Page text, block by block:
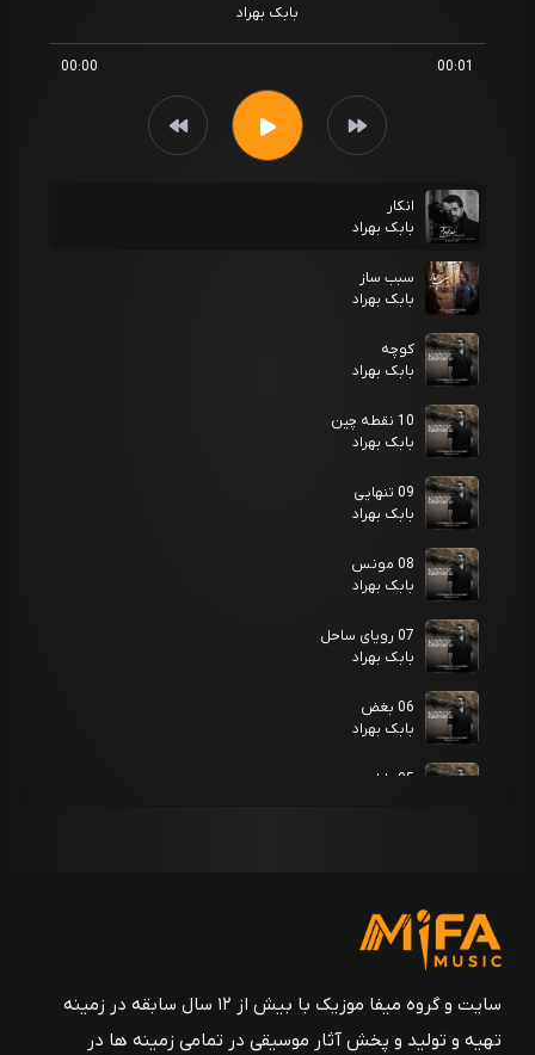
بابک بهراد
00:00 00:01
انکار
بابک بهراد
سبب ساز
بابک بهراد
کوچه
بابک بهراد
10 نقطه چین
بابک بهراد
09 تنهایی
بابک بهراد
08 مونس
بابک بهراد
07 رویای ساحل
بابک بهراد
06 بغض
بابک بهراد
05 باران
03 همراز
بابک بهراد
بابک بهراد
سایت و گروه میفا موزیک با بیش از ۱۲ سال سابقه در زمینه
تهیه و تولید و پخش آثار موسیقی در تمامی زمینه ها در